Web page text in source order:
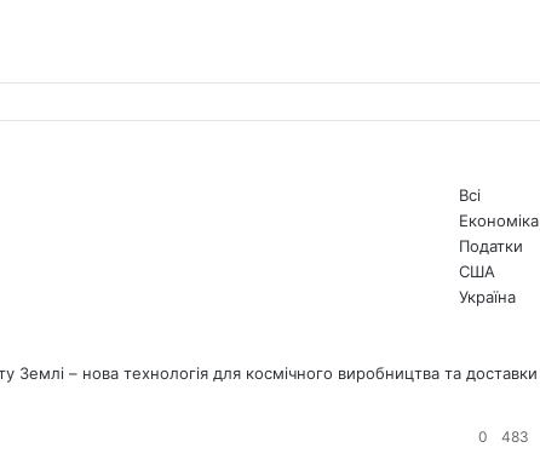
Всі
Економіка
Податки
США
Україна
сторінка
0 483